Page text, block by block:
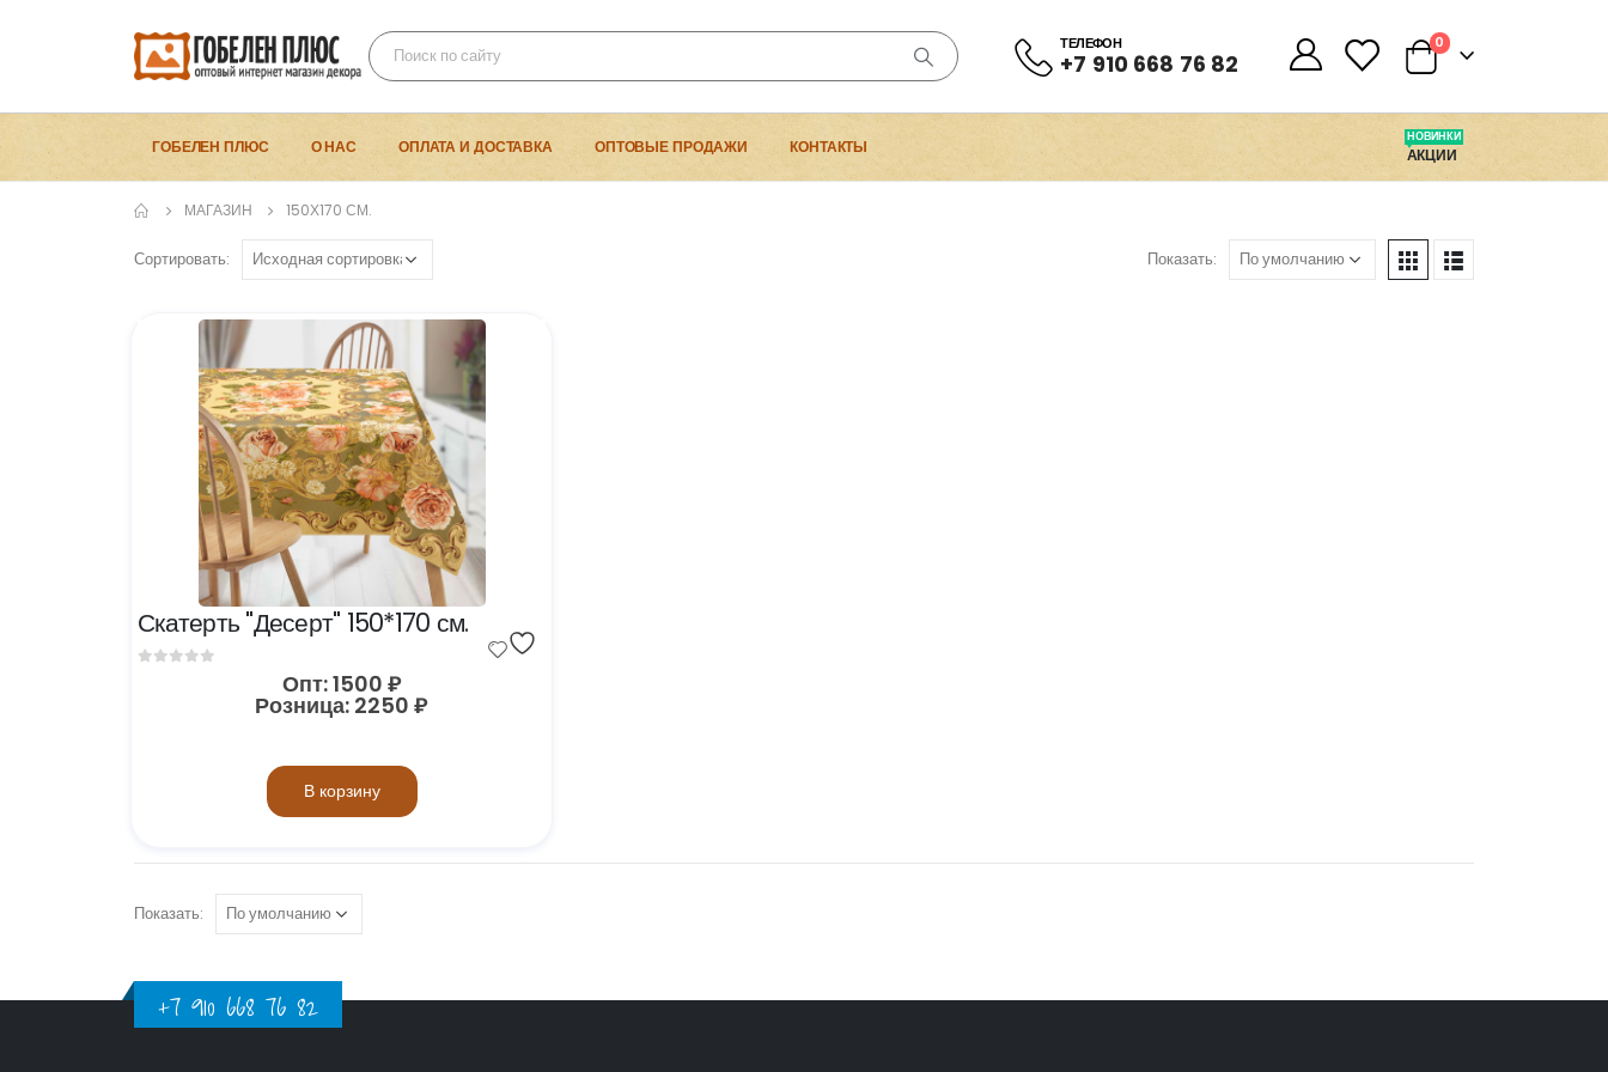
ТЕЛЕФОН
+7 910 668 76 82
0 0
ГОБЕЛЕН ПЛЮС О НАС ОПЛАТА И ДОСТАВКА ОПТОВЫЕ ПРОДАЖИ КОНТАКТЫ АКЦИИ
НОВИНКИ
МАГАЗИН 150Х170 СМ.
Сортировать: Показать:
Скатерть "Десерт" 150*170 см.
Опт:1500 ₽
Розница: 2250₽
В корзину
Показать:
+7 910 668 76 82